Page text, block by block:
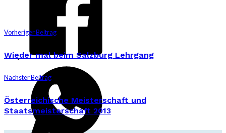
Vorheriger Beitrag
Wieder mal beim Salzburg Lehrgang
Nächster Beitrag
Österreichische Meisterschaft und
Staatsmeisterschaft 2013